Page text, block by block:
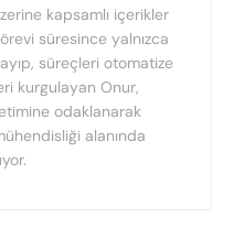
kapsamlı içerikler
süresince yalnızca
süreçleri otomatize
kurgulayan Onur,
odaklanarak
alanında